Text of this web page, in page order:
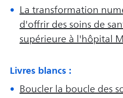
La transformation
d'offrir des soins de
supérieure à l'hôpital
Livres blancs :
Boucler la boucle des